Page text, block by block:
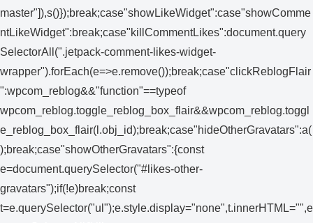
master"]),s()});break;case"showLikeWidget":case"showComme
ntLikeWidget":break;case"killCommentLikes":document.query
SelectorAll(".jetpack-comment-likes-widget-
wrapper").forEach(e=>e.remove());break;case"clickReblogFlair
":wpcom_reblog&&"function"==typeof
wpcom_reblog.toggle_reblog_box_flair&&wpcom_reblog.toggl
e_reblog_box_flair(l.obj_id);break;case"hideOtherGravatars":a(
);break;case"showOtherGravatars":{const
e=document.querySelector("#likes-other-
gravatars");if(!e)break;const
t=e.querySelector("ul");e.style.display="none",t.innerHTML="",e